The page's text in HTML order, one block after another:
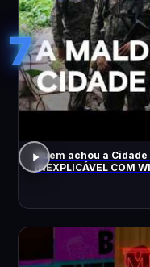
7
Quem achou a
INEXPLICÁVEL COM